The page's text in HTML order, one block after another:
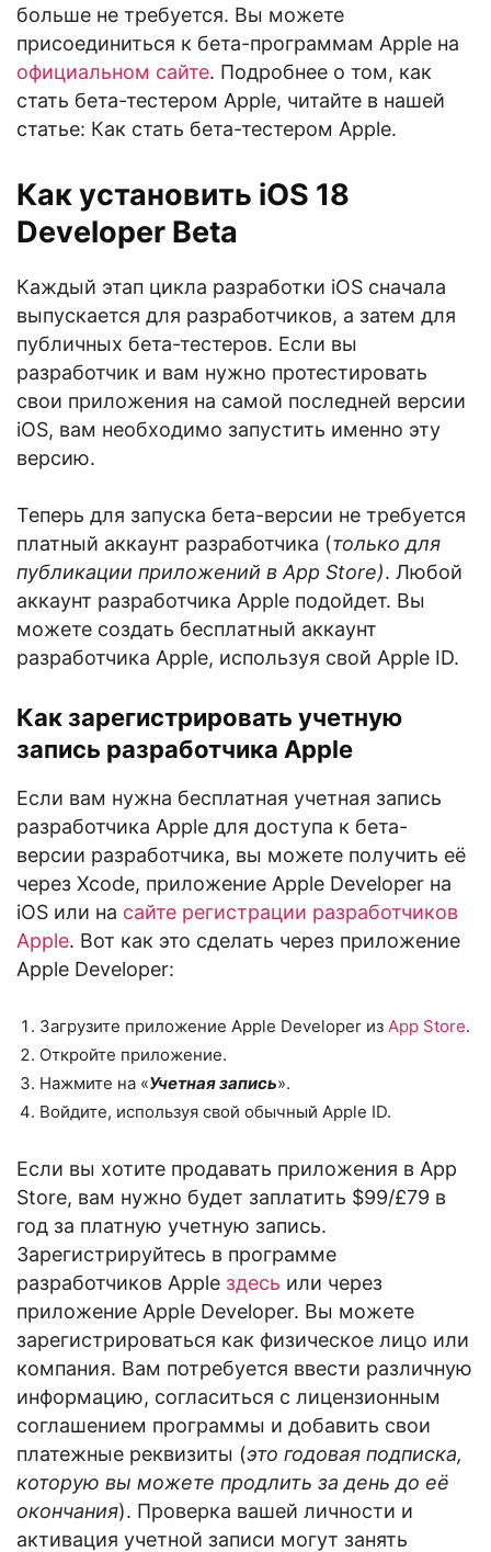
больше не требуется. Вы можете
присоединиться к бета-программам Apple на
официальном сайте. Подробнее о том, как
стать бета-тестером Apple, читайте в нашей
статье: Как стать бета-тестером Apple.
Как установить iOS 18
Developer Beta
Каждый этап цикла разработки iOS сначала
выпускается для разработчиков, а затем для
публичных бета-тестеров. Если вы
разработчик и вам нужно протестировать
свои приложения на самой последней версии
iOS, вам необходимо запустить именно эту
версию.
Теперь для запуска бета-версии не требуется
платный аккаунт разработчика (только для
публикации приложений в App Store). Любой
аккаунт разработчика Apple подойдет. Вы
можете создать бесплатный аккаунт
разработчика Apple, используя свой Apple ID.
Как зарегистрировать учетную
запись разработчика Apple
Если вам нужна бесплатная учетная запись
разработчика Apple для доступа к бета-
версии разработчика, вы можете получить её
через Xcode, приложение Apple Developer на
iOS или на сайте регистрации разработчиков
Apple. Вот как это сделать через приложение
Apple Developer:
Загрузите приложение Apple Developer из App Store.
Откройте приложение.
Нажмите на «Учетная запись».
Войдите, используя свой обычный Apple ID.
Если вы хотите продавать приложения в App
Store, вам нужно будет заплатить $99/£79 в
год за платную учетную запись.
Зарегистрируйтесь в программе
разработчиков Apple здесь или через
приложение Apple Developer. Вы можете
зарегистрироваться как физическое лицо или
компания. Вам потребуется ввести различную
информацию, согласиться с лицензионным
соглашением программы и добавить свои
платежные реквизиты (это годовая подписка,
которую вы можете продлить за день до её
окончания). Проверка вашей личности и
активация учетной записи могут занять